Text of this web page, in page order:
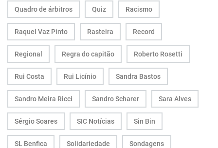
Quadro de árbitros Quiz Racismo
Raquel Vaz Pinto Rasteira Record
Regional Regra do capitão Roberto Rosetti
Rui Costa Rui Licínio Sandra Bastos
Sandro Meira Ricci Sandro Scharer Sara Alves
Sérgio Soares SIC Notícias Sin Bin
SL Benfica Solidariedade Sondagens